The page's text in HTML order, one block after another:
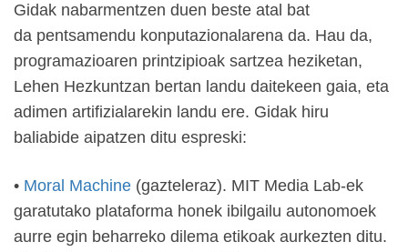
Gidak nabarmentzen duen beste atal bat
da pentsamendu konputazionalarena da. Hau da,
programazioaren printzipioak sartzea heziketan,
Lehen Hezkuntzan bertan landu daitekeen gaia, eta
adimen artifizialarekin landu ere. Gidak hiru
baliabide aipatzen ditu espreski:
• Moral Machine (gazteleraz). MIT Media Lab-ek
garatutako plataforma honek ibilgailu autonomoek
aurre egin beharreko dilema etikoak aurkezten ditu.